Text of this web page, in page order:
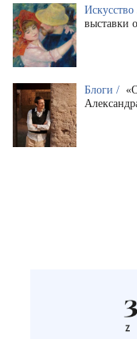
Искусство
выставки
Блоги /